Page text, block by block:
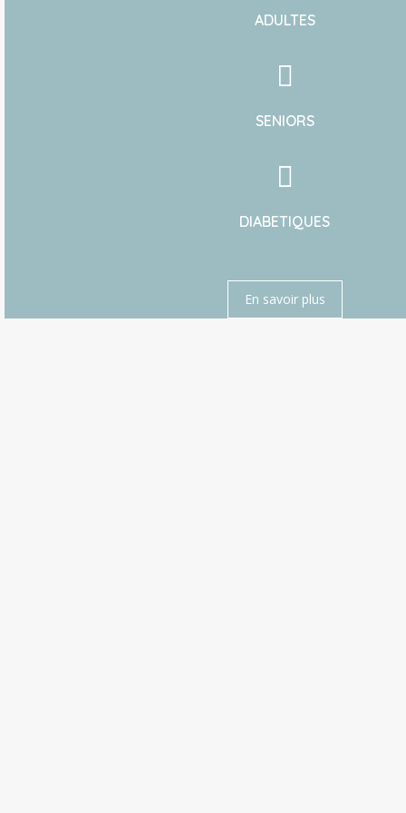
ADULTES
SENIORS
DIABETIQUES
En savoir plus